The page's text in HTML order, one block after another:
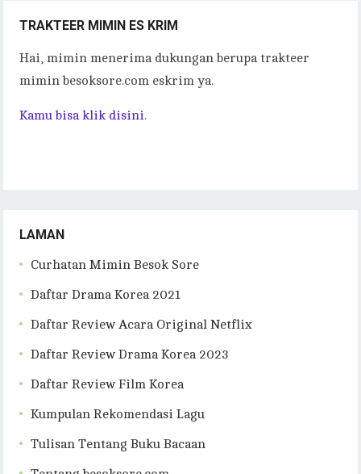
TRAKTEER MIMIN ES KRIM
Hai, mimin menerima dukungan berupa trakteer
mimin besoksore.com eskrim ya.
Kamu bisa klik disini.
LAMAN
Curhatan Mimin Besok Sore
Daftar Drama Korea 2021
Daftar Review Acara Original Netflix
Daftar Review Drama Korea 2023
Daftar Review Film Korea
Kumpulan Rekomendasi Lagu
Tulisan Tentang Buku Bacaan